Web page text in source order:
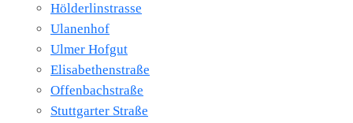
Hölderlinstrasse
Ulanenhof
Ulmer Hofgut
Elisabethenstraße
Offenbachstraße
Stuttgarter Straße